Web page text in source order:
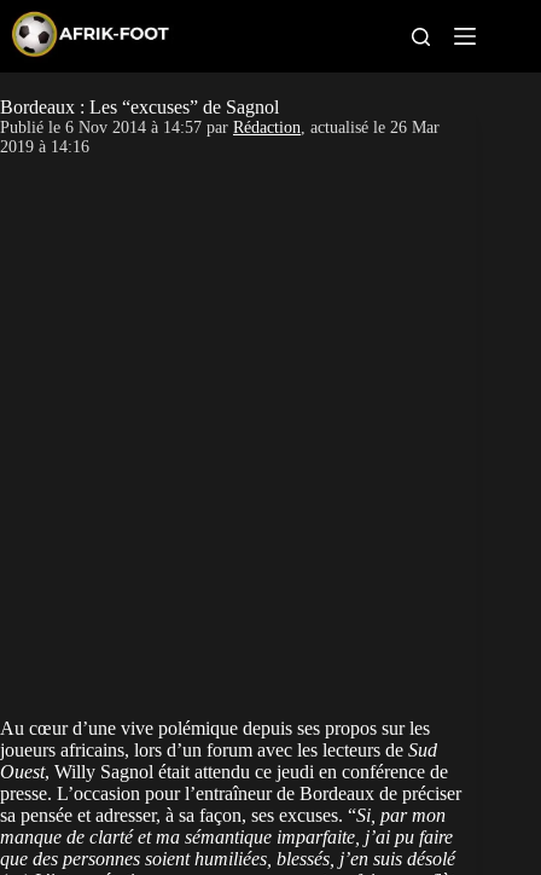
p
t
o
c
CAN féminine
Bordeaux : Les “excuses” de Sagnol
Publié le 6 Nov 2014 à 14:57 par Rédaction, actualisé le 26 Mar
2019 à 14:16
Au cœur d’une vive polémique depuis ses propos sur les
joueurs africains, lors d’un forum avec les lecteurs de Sud
Ouest, Willy Sagnol était attendu ce jeudi en conférence de
presse. L’occasion pour l’entraîneur de Bordeaux de préciser
sa pensée et adresser, à sa façon, ses excuses. “Si, par mon
manque de clarté et ma sémantique imparfaite, j’ai pu faire
que des personnes soient humiliées, blessés, j’en suis désolé